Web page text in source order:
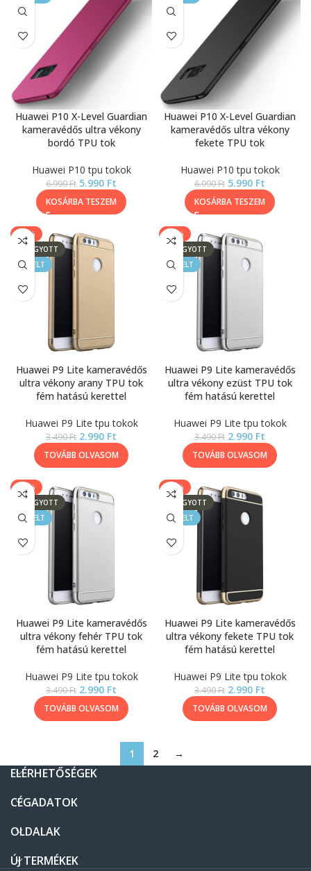
Huawei P10 X-Level Guardian
kameravédős ultra vékony
bordó TPU tok
Huawei P10 tpu tokok
6.990Ft 5.990 Ft
KOSÁRBA TESZEM
Huawei P10 X-Level Guardian
kameravédős ultra vékony
fekete TPU tok
Huawei P10 tpu tokok
6.990Ft 5.990 Ft
KOSÁRBA TESZEM
-14%
ELFOGYOTT
KIEMELT
Huawei P9 Lite kameravédős
ultra vékony arany TPU tok
fém hatású kerettel
Huawei P9 Lite tpu tokok
3.490Ft 2.990 Ft
TOVÁBB OLVASOM
-14%
ELFOGYOTT
KIEMELT
Huawei P9 Lite kameravédős
ultra vékony ezüst TPU tok
fém hatású kerettel
Huawei P9 Lite tpu tokok
3.490Ft 2.990 Ft
TOVÁBB OLVASOM
-14%
ELFOGYOTT
KIEMELT
Huawei P9 Lite kameravédős
ultra vékony fehér TPU tok
fém hatású kerettel
Huawei P9 Lite tpu tokok
3.490Ft 2.990 Ft
TOVÁBB OLVASOM
-14%
ELFOGYOTT
KIEMELT
Huawei P9 Lite kameravédős
ultra vékony fekete TPU tok
fém hatású kerettel
Huawei P9 Lite tpu tokok
3.490Ft 2.990 Ft
TOVÁBB OLVASOM
1 2 →
ELÉRHETŐSÉGEK
CÉGADATOK
OLDALAK
ÚJ TERMÉKEK